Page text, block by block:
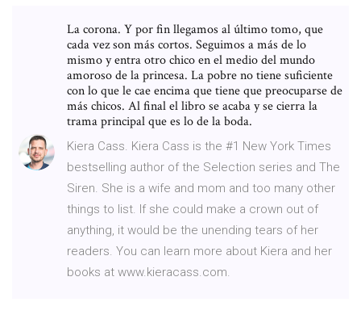
La corona. Y por fin llegamos al último tomo, que
cada vez son más cortos. Seguimos a más de lo
mismo y entra otro chico en el medio del mundo
amoroso de la princesa. La pobre no tiene suficiente
con lo que le cae encima que tiene que preocuparse de
más chicos. Al final el libro se acaba y se cierra la
trama principal que es lo de la boda.
Kiera Cass. Kiera Cass is the #1 New York Times
bestselling author of the Selection series and The
Siren. She is a wife and mom and too many other
things to list. If she could make a crown out of
anything, it would be the unending tears of her
readers. You can learn more about Kiera and her
books at www.kieracass.com.